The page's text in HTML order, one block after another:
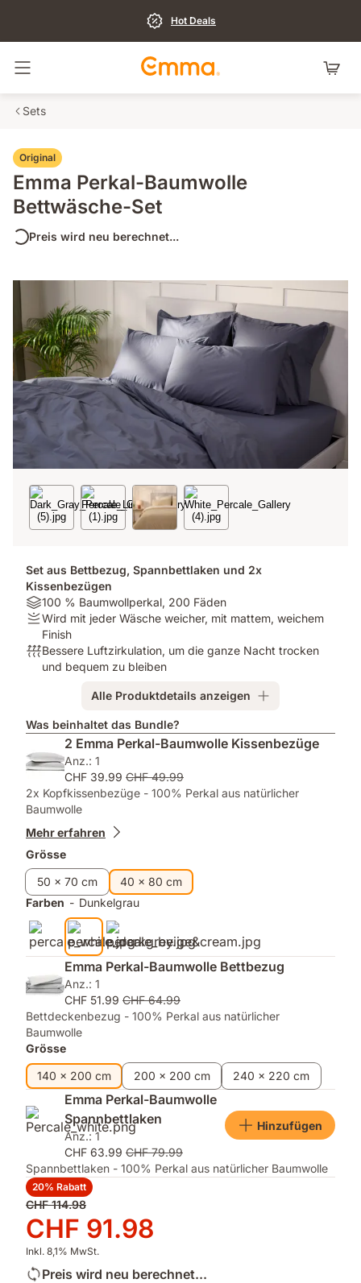
Hot Deals
Navigation umschalten
Sets
Original
Emma Perkal-Baumwolle
Bettwäsche-Set
Preis wird neu berechnet...
Set aus Bettbezug, Spannbettlaken und 2x
Kissenbezügen
Material:
100
Baumwollperkal,
200
100 % Baumwollperkal, 200 Fäden
Firmness:
Wird
mit
jeder
mattem,
weichem
Finish
Wird mit jeder Wäsche weicher, mit mattem, weichem
Finish
Atmungsaktivität:
Bessere
ganze
trocken
bequem
zu
bleiben
Bessere Luftzirkulation, um die ganze Nacht trocken
und bequem zu bleiben
Alle Produktdetails anzeigen
Was beinhaltet das Bundle?
2 Emma Perkal-Baumwolle Kissenbezüge
Anz.: 1
CHF 39.99 CHF 49.99
2x Kopfkissenbezüge - 100% Perkal aus natürlicher
Baumwolle
Mehr erfahren
Grösse
50 x 70 cm
40 x 80 cm
Farben - Dunkelgrau
Emma Perkal-Baumwolle Bettbezug
Anz.: 1
CHF 51.99 CHF 64.99
Bettdeckenbezug - 100% Perkal aus natürlicher
Baumwolle
Grösse
140 x 200 cm
200 x 200 cm 240 x 220 cm
Emma Perkal-Baumwolle
Spannbettlaken
Anz.: 1
CHF 63.99 CHF 79.99
Hinzufügen
Spannbettlaken - 100% Perkal aus natürlicher Baumwolle
20% Rabatt
Ursprünglicher
Preis
CHF 114.98
CHF 114.98
Preis
CHF 91.98
CHF 91.98
Inkl. 8,1% MwSt.
Preis wird neu berechnet...